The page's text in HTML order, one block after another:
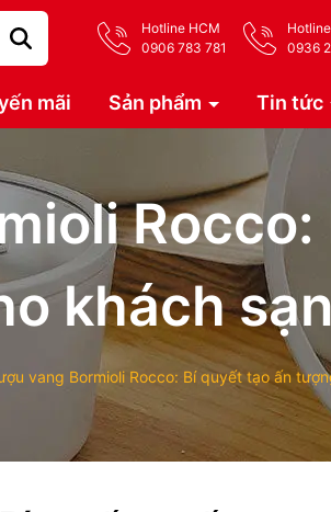
Hotline HCM
0906 783 781
0936
mãi Sản phẩm Tin tức
khách
vang Bormioli Rocco: Bí quyết tạo ấn